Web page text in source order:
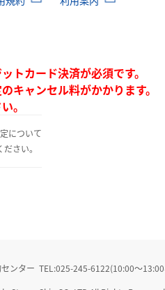
トカード決済が必須です。
キャンセル料がかかります。
。
について
さい。
ンター TEL:025-245-6122(10:00～